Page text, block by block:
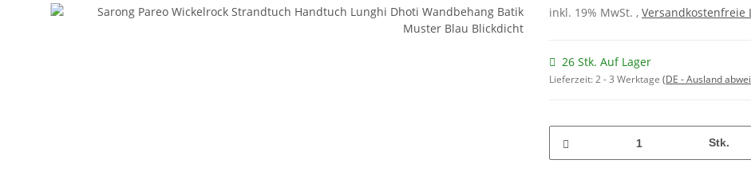
inkl. 19% MwSt. , Versandkostenfreie
26 Stk. Auf Lager
Lieferzeit:2 - 3 Werktage (DE - Ausland
Stk.